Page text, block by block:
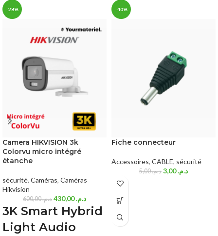
-28%
Camera HIKVISION 3k
Colorvu micro intégré
étanche
sécurité, Caméras, Caméras
Hikvision
د.م.600,00 د.م.430,00
3K Smart Hybrid
Light Audio
-40%
Fiche connecteur
Accessoires, CABLE, sécurité
د.م.5,00 د.م.3,00